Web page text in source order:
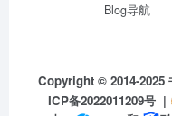
Blog导航
Copyright © 2014-2025
ICP备2022011209号|